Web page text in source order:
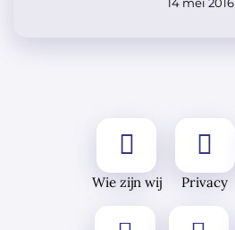
Wie zijn wij Privacy